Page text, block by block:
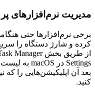
مدیریت نرم‌افزارهای
برخی نرم‌افزارها حتی
کرده و شارژ دستگاه را
بعد آن اپلیکیشن‌هایی را که
کنید.